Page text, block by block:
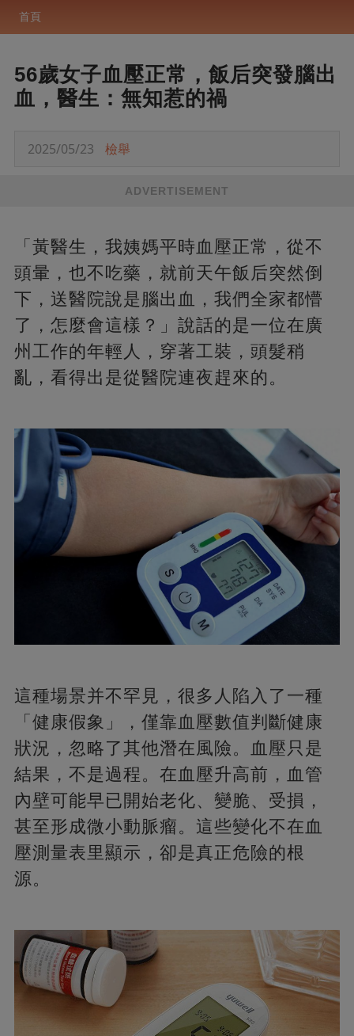
首頁
56歲女子血壓正常，飯后突發腦出
血，醫生：無知惹的禍
2025/05/23 檢舉
ADVERTISEMENT
「黃醫生，我姨媽平時血壓正常，從不
頭暈，也不吃藥，就前天午飯后突然倒
下，送醫院說是腦出血，我們全家都懵
了，怎麼會這樣？」說話的是一位在廣
州工作的年輕人，穿著工裝，頭髮稍
亂，看得出是從醫院連夜趕來的。
這種場景并不罕見，很多人陷入了一種
「健康假象」，僅靠血壓數值判斷健康
狀況，忽略了其他潛在風險。血壓只是
結果，不是過程。在血壓升高前，血管
內壁可能早已開始老化、變脆、受損，
甚至形成微小動脈瘤。這些變化不在血
壓測量表里顯示，卻是真正危險的根
源。